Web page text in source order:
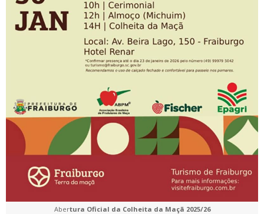
Abertura Oficial da Colheita da Maçã 2025/26